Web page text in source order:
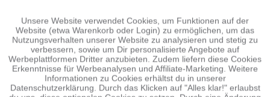
ÄHNLICHE ARTIKEL
Diese Artikel sind dem Produkt ähnlich ...mehr
Funktionale Aktiv
Tracking Inaktiv
Personalisierung Inaktiv
Unsere Website verwendet Cookies, um Funktionen auf der
Website (etwa Warenkorb oder Login) zu ermöglichen, um das
Nutzungsverhalten unserer Website zu analysieren und stetig zu
verbessern, sowie um Dir personalisierte Angebote auf
Werbeplattformen Dritter anzubieten. Zudem liefern diese Cookies
Erkenntnisse für Werbeanalysen und Affiliate-Marketing. Weitere
Informationen zu Cookies erhältst du in unserer
Datenschutzerklärung. Durch das Klicken auf "Alles klar!" erlaubst